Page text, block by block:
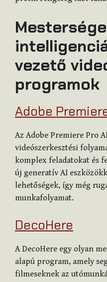
vezető
programok
Adobe
Az Adobe Premiere Pro
videószerkesztési
komplex feladatokat és
új generatív AI
lehetőségek, így még
munkafolyamat.
DecoHere
A DecoHere egy olyan
alapú program, amely
filmeseknek az